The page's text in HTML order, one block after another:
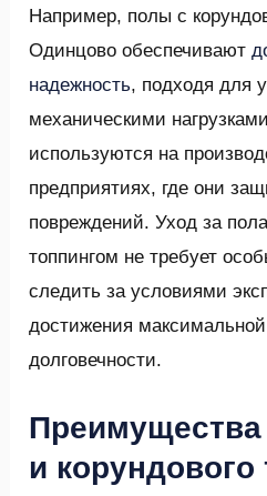
Например, полы с
Одинцово обеспечивают
надежность, подходя для
механическими
используются на
предприятиях, где они
повреждений. Уход за
топпингом не требует
следить за условиями
достижения
долговечности.
Преимущества
и корундового